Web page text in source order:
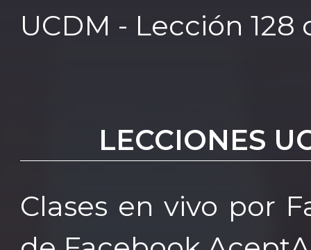
UCDM - Lección 128
LECCIONES
Clases en vivo por